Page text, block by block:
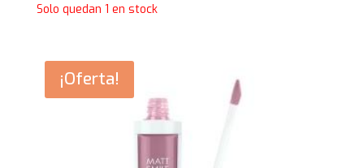
precio
10,90€.
precio
8,72€.
Solo quedan 1 en stock
¡Oferta!